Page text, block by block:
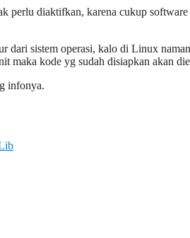
perlu diaktifkan, karena cukup
dari sistem operasi, kalo di Linux
maka kode yg sudah disiapkan akan
infonya.